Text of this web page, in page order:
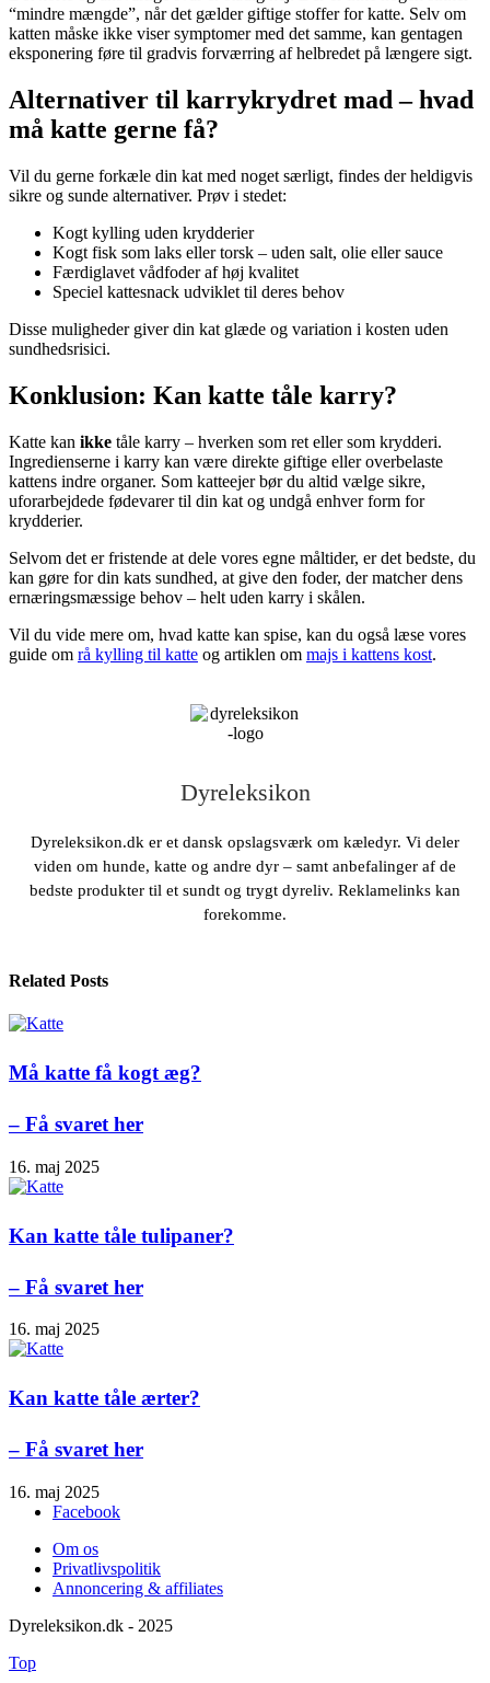
“mindre mængde”, når det gælder giftige stoffer for katte. Selv om
katten måske ikke viser symptomer med det samme, kan gentagen
eksponering føre til gradvis forværring af helbredet på længere sigt.
Alternativer til karrykrydret mad – hvad
må katte gerne få?
Vil du gerne forkæle din kat med noget særligt, findes der heldigvis
sikre og sunde alternativer. Prøv i stedet:
Kogt kylling uden krydderier
Kogt fisk som laks eller torsk – uden salt, olie eller sauce
Færdiglavet vådfoder af høj kvalitet
Speciel kattesnack udviklet til deres behov
Disse muligheder giver din kat glæde og variation i kosten uden
sundhedsrisici.
Konklusion: Kan katte tåle karry?
Katte kan ikke tåle karry – hverken som ret eller som krydderi.
Ingredienserne i karry kan være direkte giftige eller overbelaste
kattens indre organer. Som katteejer bør du altid vælge sikre,
uforarbejdede fødevarer til din kat og undgå enhver form for
krydderier.
Selvom det er fristende at dele vores egne måltider, er det bedste, du
kan gøre for din kats sundhed, at give den foder, der matcher dens
ernæringsmæssige behov – helt uden karry i skålen.
Vil du vide mere om, hvad katte kan spise, kan du også læse vores
guide om rå kylling til katte og artiklen om majs i kattens kost.
Dyreleksikon
Dyreleksikon.dk er et dansk opslagsværk om kæledyr. Vi deler
viden om hunde, katte og andre dyr – samt anbefalinger af de
bedste produkter til et sundt og trygt dyreliv. Reklamelinks kan
forekomme.
Related Posts
Må katte få kogt æg?
– Få svaret her
16. maj 2025
Kan katte tåle tulipaner?
– Få svaret her
16. maj 2025
Kan katte tåle ærter?
– Få svaret her
16. maj 2025
Facebook
Om os
Privatlivspolitik
Annoncering & affiliates
Dyreleksikon.dk - 2025
Top